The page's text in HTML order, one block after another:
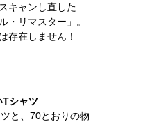
キャンし直した
・リマスター」。
存在しません！
Tシャツ
と、70とおりの物